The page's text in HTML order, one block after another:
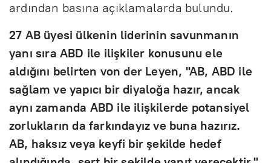
ardından basına açıklamalarda bulundu.
27 AB üyesi ülkenin liderinin savunmanın
yanı sıra ABD ile ilişkiler konusunu ele
aldığını belirten von der Leyen, "AB, ABD ile
sağlam ve yapıcı bir diyaloğa hazır, ancak
aynı zamanda ABD ile ilişkilerde potansiyel
zorlukların da farkındayız ve buna hazırız.
AB, haksız veya keyfi bir şekilde hedef